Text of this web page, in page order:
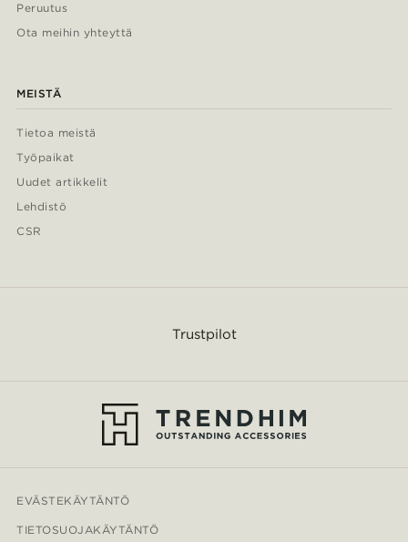
Peruutus
Ota meihin yhteyttä
MEISTÄ
Tietoa meistä
Työpaikat
Uudet artikkelit
Lehdistö
CSR
Trustpilot
EVÄSTEKÄYTÄNTÖ
TIETOSUOJAKÄYTÄNTÖ